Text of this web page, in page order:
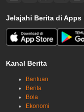
Jelajahi Berita di Apps
Kanal Berita
Bantuan
Berita
Bola
Ekonomi